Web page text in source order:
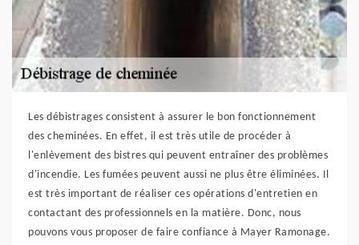
Les débistrages consistent à assurer le bon fonctionnement
des cheminées. En effet, il est très utile de procéder à
l'enlèvement des bistres qui peuvent entraîner des problèmes
d'incendie. Les fumées peuvent aussi ne plus être éliminées. Il
est très important de réaliser ces opérations d'entretien en
contactant des professionnels en la matière. Donc, nous
pouvons vous proposer de faire confiance à Mayer Ramonage.